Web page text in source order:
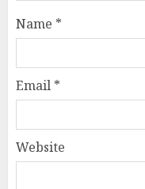
Name *
Email *
Website